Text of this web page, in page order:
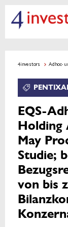
4investors Adhoc-
EQS-
Holding
May
Studie;
von bis